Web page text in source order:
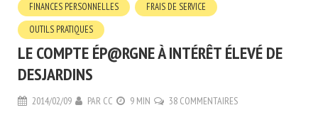
FINANCES PERSONNELLES
FRAIS DE SERVICE
OUTILS PRATIQUES
LE COMPTE ÉP@RGNE À INTÉRÊT ÉLEVÉ DE
DESJARDINS
2014/02/09 PAR CC 9 MIN 38 COMMENTAIRES